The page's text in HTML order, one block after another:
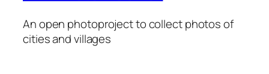
An open photoproject to collect photos of
cities and villages